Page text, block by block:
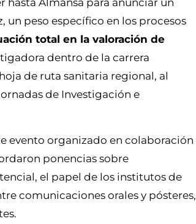
hasta Almansa para anunciar un
peso específico en los procesos
total en la valoración de
dentro de la carrera
de ruta sanitaria regional, al
de Investigación e
evento organizado en colaboración
ponencias sobre
el papel de los institutos de
comunicaciones orales y pósteres,